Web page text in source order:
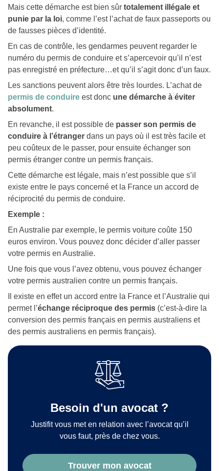
Mais cette démarche est bien sûr totalement illégale et
punie par la loi, comme l’est l’achat de faux passeports ou
de fausses pièces d’identité.
En cas de contrôle, les gendarmes peuvent regarder le
numéro du permis de conduire et s’apercevoir qu’il n’est
pas enregistré en préfecture…et qu’il s’agit donc d’un faux.
Les sanctions peuvent alors être très lourdes. L’achat de
permis de conduire est donc une démarche à éviter
absolument.
En revanche, il est possible de passer son permis de
conduire à l’étranger dans un pays où il est très facile et
peu coûteux de le passer, pour ensuite échanger son
permis étranger contre un permis français.
Cette démarche est légale, mais n’est possible que s’il
existe entre le pays concerné et la France un accord de
réciprocité du permis de conduire.
Exemple :
En Australie par exemple, le permis voiture coûte 150
euros environ. Vous pouvez donc décider d’aller passer
votre permis en Australie.
Une fois que vous l’avez obtenu, vous pouvez échanger
votre permis australien contre un permis français.
Il existe en effet un accord entre la France et l’Australie qui
permet l’échange réciproque des permis (c’est-à-dire la
conversion des permis français en permis australiens et
des permis australiens en permis français).
Besoin d'un avocat ?
Justifit vous met en relation avec l’avocat qu’il
vous faut, près de chez vous.
Trouver mon avocat